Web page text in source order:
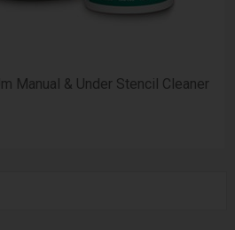
Manual & Under Stencil Cleaner